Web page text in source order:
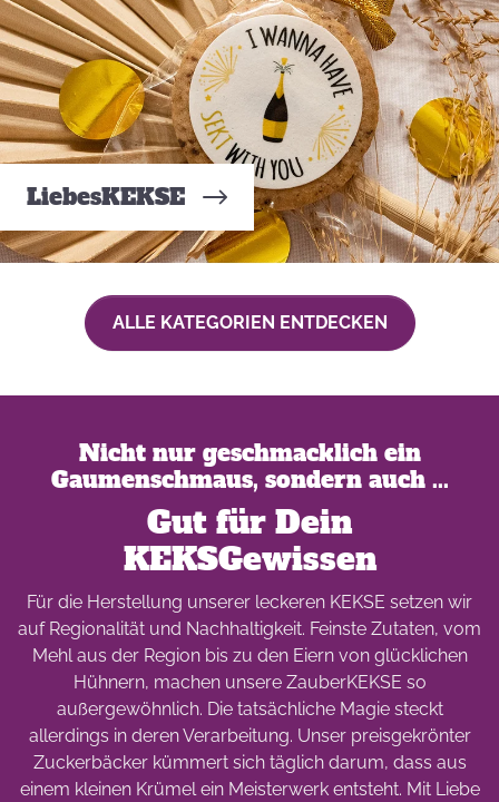
LiebesKEKSE
ALLE KATEGORIEN ENTDECKEN
Nicht nur geschmacklich ein
Gaumenschmaus, sondern auch ...
Gut für Dein
KEKSGewissen
Für die Herstellung unserer leckeren KEKSE setzen wir
auf Regionalität und Nachhaltigkeit. Feinste Zutaten, vom
Mehl aus der Region bis zu den Eiern von glücklichen
Hühnern, machen unsere ZauberKEKSE so
außergewöhnlich. Die tatsächliche Magie steckt
allerdings in deren Verarbeitung. Unser preisgekrönter
Zuckerbäcker kümmert sich täglich darum, dass aus
einem kleinen Krümel ein Meisterwerk entsteht. Mit Liebe